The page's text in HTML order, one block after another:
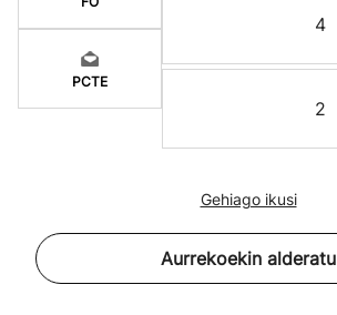
PCTE
4
2
Gehiago ikusi
Aurrekoekin alderatu